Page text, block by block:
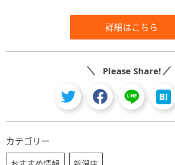
詳細はこちら
Please Share!
カテゴリー